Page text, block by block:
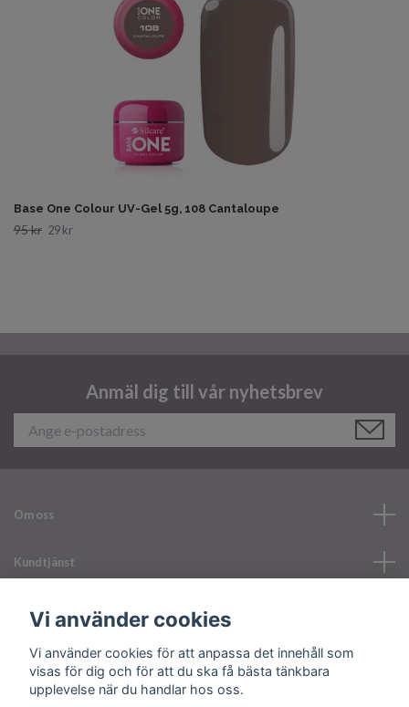
Base One Colour UV-Gel 5g, 108 Cantaloupe
95 kr 29 kr
Anmäl dig till vår nyhetsbrev
Om oss
Kundtjänst
Läs mer
Sociala medier
Vi använder cookies
Vi använder cookies för att anpassa det innehåll som
visas för dig och för att du ska få bästa tänkbara
upplevelse när du handlar hos oss.